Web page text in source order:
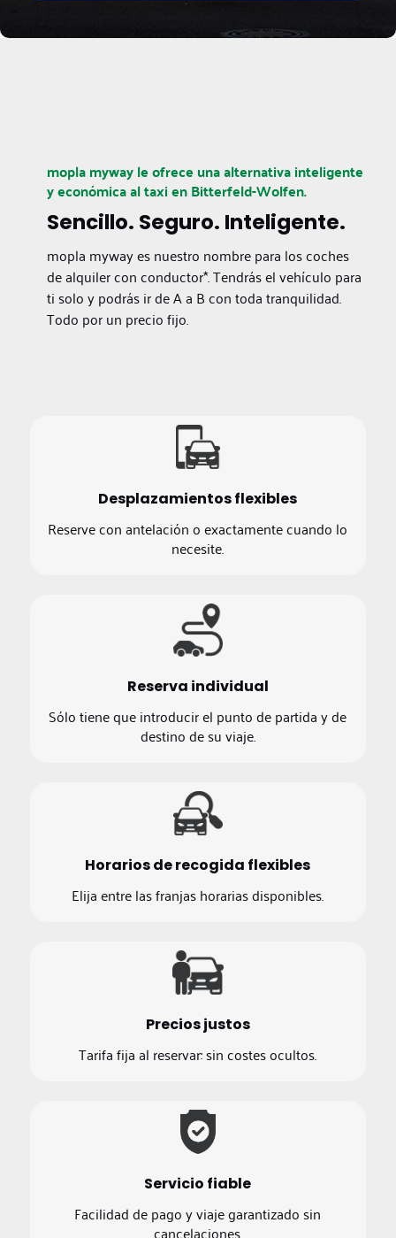
mopla myway le ofrece una alternativa inteligente
y económica al taxi en Bitterfeld-Wolfen.
Sencillo. Seguro. Inteligente.
mopla myway es nuestro nombre para los coches
de alquiler con conductor*. Tendrás el vehículo para
ti solo y podrás ir de A a B con toda tranquilidad.
Todo por un precio fijo.
Desplazamientos flexibles
Reserve con antelación o exactamente cuando lo
necesite.
Reserva individual
Sólo tiene que introducir el punto de partida y de
destino de su viaje.
Horarios de recogida flexibles
Elija entre las franjas horarias disponibles.
Precios justos
Tarifa fija al reservar: sin costes ocultos.
Servicio fiable
Facilidad de pago y viaje garantizado sin
cancelaciones.